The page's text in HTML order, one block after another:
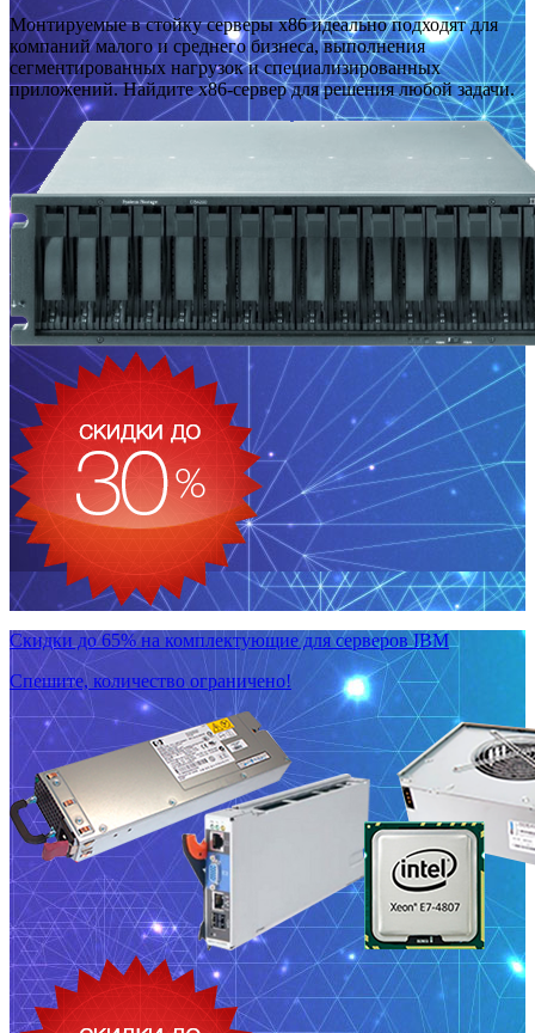
Монтируемые в стойку серверы x86 идеально подходят для
компаний малого и среднего бизнеса, выполнения
сегментированных нагрузок и специализированных
приложений. Найдите x86-сервер для решения любой задачи.
Скидки до 65% на комплектующие для серверов IBM
Спешите, количество ограничено!